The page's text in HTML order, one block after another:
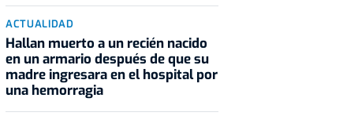
ACTUALIDAD
Hallan muerto a un recién nacido
en un armario después de que su
madre ingresara en el hospital por
una hemorragia